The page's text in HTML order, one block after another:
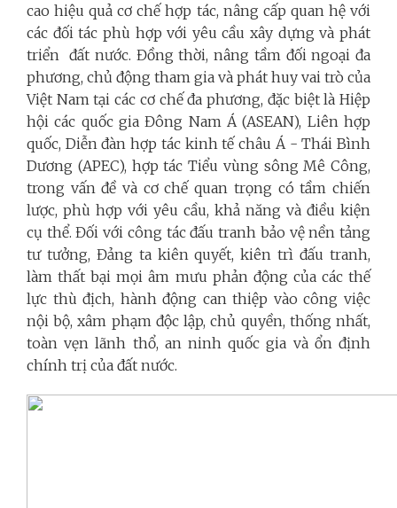
cao hiệu quả cơ chế hợp tác, nâng cấp quan hệ với
các đối tác phù hợp với yêu cầu xây dựng và phát
triển đất nước. Đồng thời, nâng tầm đối ngoại đa
phương, chủ động tham gia và phát huy vai trò của
Việt Nam tại các cơ chế đa phương, đặc biệt là Hiệp
hội các quốc gia Đông Nam Á (ASEAN), Liên hợp
quốc, Diễn đàn hợp tác kinh tế châu Á - Thái Bình
Dương (APEC), hợp tác Tiểu vùng sông Mê Công,
trong vấn đề và cơ chế quan trọng có tầm chiến
lược, phù hợp với yêu cầu, khả năng và điều kiện
cụ thể. Đối với công tác đấu tranh bảo vệ nền tảng
tư tưởng, Đảng ta kiên quyết, kiên trì đấu tranh,
làm thất bại mọi âm mưu phản động của các thế
lực thù địch, hành động can thiệp vào công việc
nội bộ, xâm phạm độc lập, chủ quyền, thống nhất,
toàn vẹn lãnh thổ, an ninh quốc gia và ổn định
chính trị của đất nước.